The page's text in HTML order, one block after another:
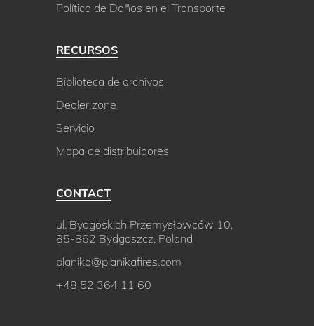
Política de Daños en el Transporte
RECURSOS
Biblioteca de archivos
Dealer zone
Servicio
Mapa de distribuidores
CONTACT
ul. Bydgoskich Przemysłowców 10,
85-862 Bydgoszcz, Poland
planika@planikafires.com
+48 52 364 11 60